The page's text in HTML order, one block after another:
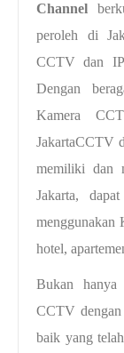
Channel
peroleh di
CCTV dan IP
Dengan
Kamera
JakartaCCTV
memiliki dan
Jakarta,
menggunakan
hotel,
Bukan hanya
CCTV dengan
baik yang